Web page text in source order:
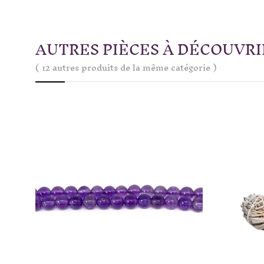
AUTRES PIÈCES À
( 12 autres produits de la même catégorie )